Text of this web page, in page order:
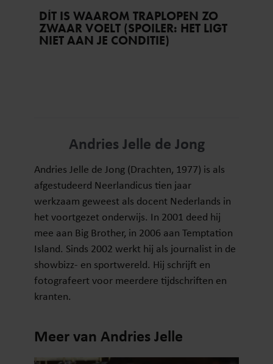
DÍT IS WAAROM TRAPLOPEN ZO
ZWAAR VOELT (SPOILER: HET LIGT
NIET AAN JE CONDITIE)
Andries Jelle de Jong
Andries Jelle de Jong (Drachten, 1977) is als
afgestudeerd Neerlandicus tien jaar
werkzaam geweest als docent Nederlands in
het voortgezet onderwijs. In 2001 deed hij
mee aan Big Brother, in 2006 aan Temptation
Island. Sinds 2002 werkt hij als journalist in de
showbizz- en sportwereld. Hij schrijft en
fotografeert voor meerdere tijdschriften en
kranten.
Meer van Andries Jelle